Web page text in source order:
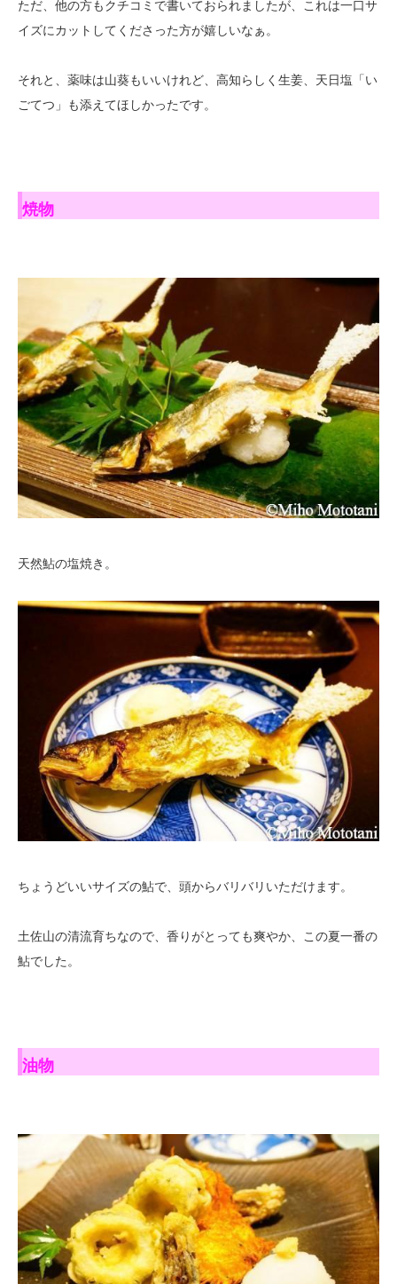
ただ、他の方もクチコミで書いておられましたが、これは一口サ
イズにカットしてくださった方が嬉しいなぁ。
それと、薬味は山葵もいいけれど、高知らしく生姜、天日塩「い
ごてつ」も添えてほしかったです。
焼物
天然鮎の塩焼き。
ちょうどいいサイズの鮎で、頭からバリバリいただけます。
土佐山の清流育ちなので、香りがとっても爽やか、この夏一番の
鮎でした。
油物